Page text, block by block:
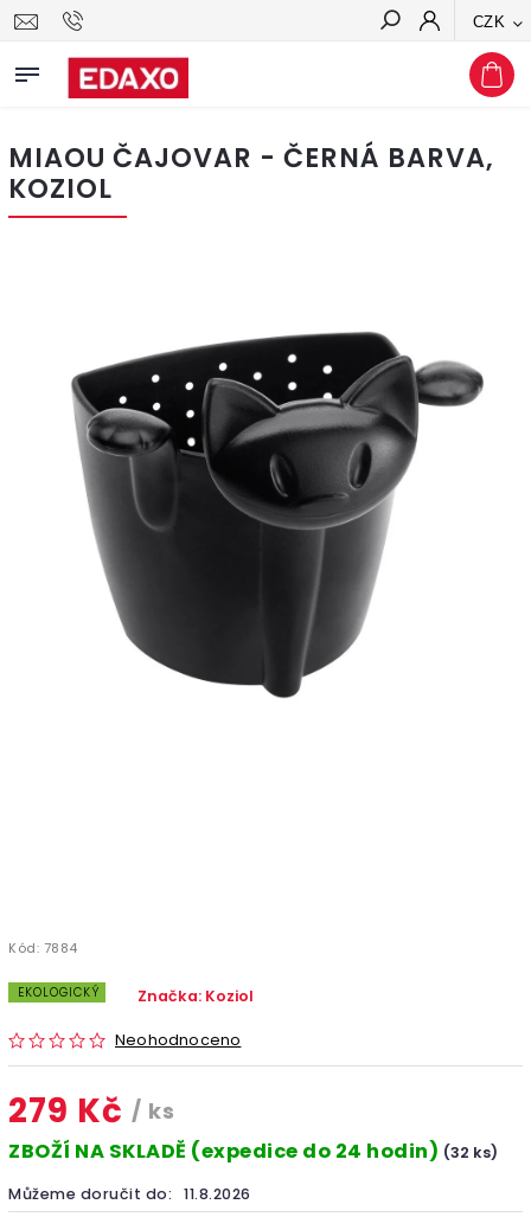
CZK
Hledat
MIAOU ČAJOVAR - ČERNÁ BARVA,
KOZIOL
Kód: 7884
EKOLOGICKÝ
Neohodnoceno
Značka: Koziol
279 Kč / ks
ZBOŽÍ NA SKLADĚ (expedice do 24 hodin) (32 ks)
Můžeme doručit do: 11.8.2026